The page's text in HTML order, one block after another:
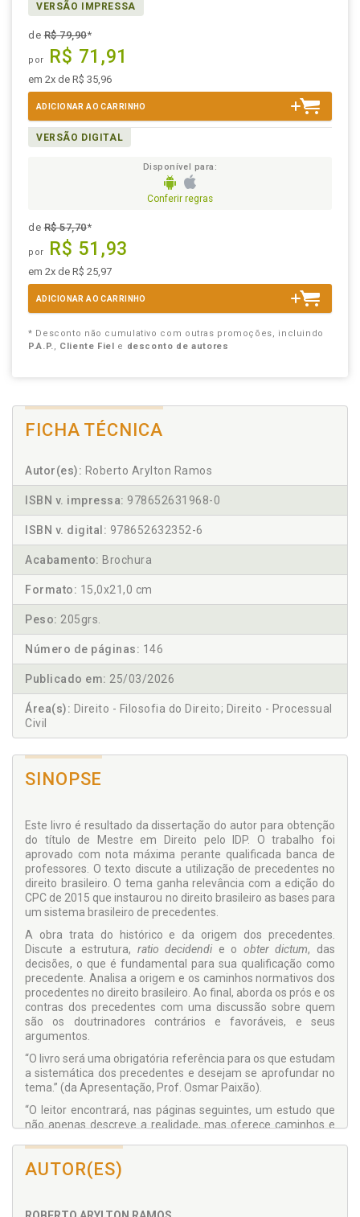
VERSÃO IMPRESSA
deR$ 79,90*
por R$ 71,91
em 2x de R$ 35,96
ADICIONAR AO CARRINHO
VERSÃO DIGITAL
Disponível para:
Conferir regras
deR$ 57,70*
por R$ 51,93
em 2x de R$ 25,97
ADICIONAR AO CARRINHO
* Desconto não cumulativo com outras promoções, incluindo
P.A.P., Cliente Fiel e desconto de autores
FICHA TÉCNICA
Autor(es): Roberto Arylton Ramos
ISBN v. impressa: 978652631968-0
ISBN v. digital: 978652632352-6
Acabamento: Brochura
Formato: 15,0x21,0 cm
Peso: 205grs.
Número de páginas: 146
Publicado em: 25/03/2026
Área(s): Direito - Filosofia do Direito; Direito - Processual
Civil
SINOPSE
Este livro é resultado da dissertação do autor para obtenção
do título de Mestre em Direito pelo IDP. O trabalho foi
aprovado com nota máxima perante qualificada banca de
professores. O texto discute a utilização de precedentes no
direito brasileiro. O tema ganha relevância com a edição do
CPC de 2015 que instaurou no direito brasileiro as bases para
um sistema brasileiro de precedentes.
A obra trata do histórico e da origem dos precedentes.
Discute a estrutura, ratio decidendi e o obter dictum, das
decisões, o que é fundamental para sua qualificação como
precedente. Analisa a origem e os caminhos normativos dos
procedentes no direito brasileiro. Ao final, aborda os prós e os
contras dos precedentes com uma discussão sobre quem
são os doutrinadores contrários e favoráveis, e seus
argumentos.
“O livro será uma obrigatória referência para os que estudam
a sistemática dos precedentes e desejam se aprofundar no
tema.” (da Apresentação, Prof. Osmar Paixão).
“O leitor encontrará, nas páginas seguintes, um estudo que
não apenas descreve a realidade, mas oferece caminhos e
“Amparado em ampla pesquisa doutrinária, o autor analisa a
AUTOR(ES)